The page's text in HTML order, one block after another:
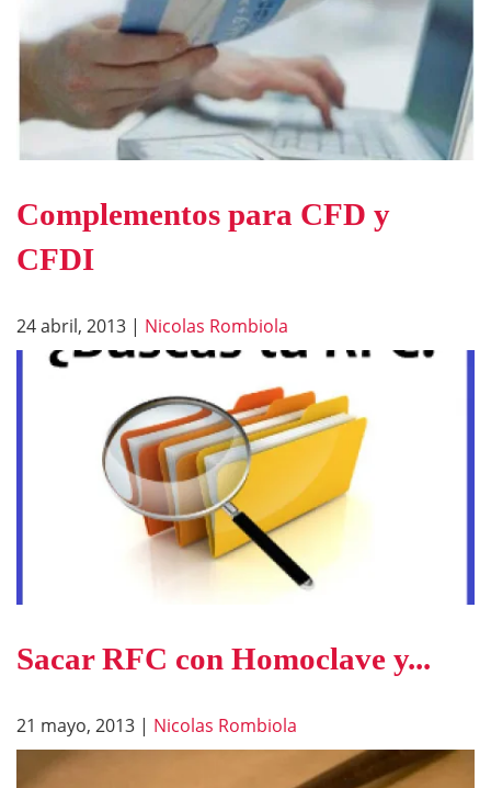
Complementos para CFD y
CFDI
24 abril, 2013 | Nicolas Rombiola
Sacar RFC con Homoclave y...
21 mayo, 2013 | Nicolas Rombiola